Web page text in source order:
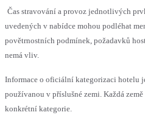
Čas stravování a provoz jednotlivých
uvedených v nabídce mohou podléhat
povětrnostních podmínek, požadavků
nemá vliv.
Informace o oficiální kategorizaci hotelu
používanou v příslušné zemi. Každá
konkrétní kategorie.